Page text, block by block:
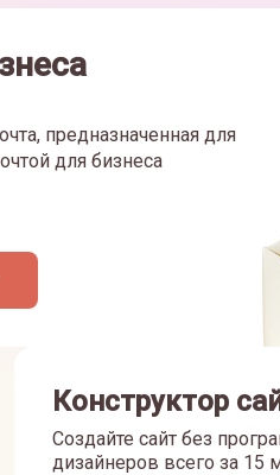
предназначенная для
для бизнеса
Конструктор
Создайте сайт без
дизайнеров всего за 15